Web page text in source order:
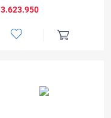
3.623.950